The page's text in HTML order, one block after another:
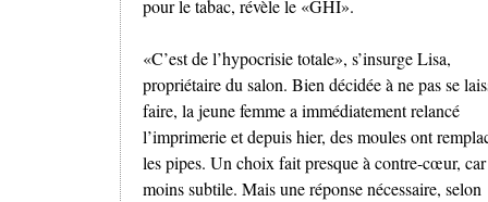
pour le tabac, révèle le «GHI».
«C’est de l’hypocrisie totale», s’insurge Lisa,
propriétaire du salon. Bien décidée à ne pas se
faire, la jeune femme a immédiatement relancé
l’imprimerie et depuis hier, des moules ont
les pipes. Un choix fait presque à contre-cœur, car
moins subtile. Mais une réponse nécessaire, selon